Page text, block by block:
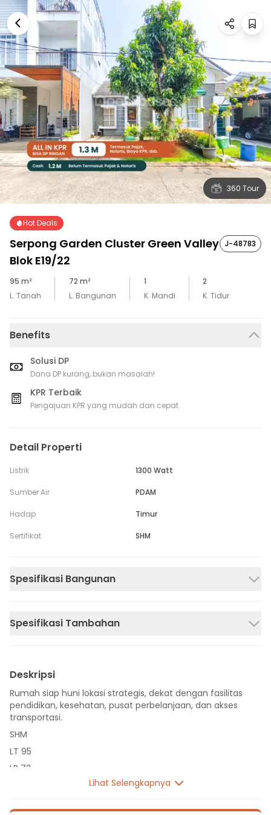
360 Tour
Hot Deals
Serpong Garden Cluster Green Valley
Blok E19/22
J-48783
95 m²
L. Tanah
72 m²
L. Bangunan
1
K. Mandi
2
K. Tidur
Benefits
Solusi DP
Dana DP kurang, bukan masalah!
KPR Terbaik
Pengajuan KPR yang mudah dan cepat.
Detail Properti
Listrik 1300 Watt
Sumber Air PDAM
Hadap Timur
Sertifikat SHM
Spesifikasi Bangunan
Spesifikasi Tambahan
Deskripsi
Rumah siap huni lokasi strategis, dekat dengan fasilitas
pendidikan, kesehatan, pusat perbelanjaan, dan akses
transportasi.
SHM
LT 95
LB 72
Lihat Selengkapnya